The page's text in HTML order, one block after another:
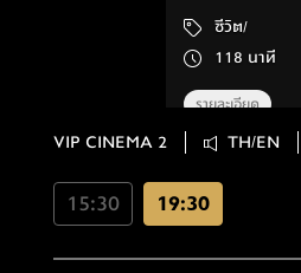
ชีวิต/
118 นาที
รายละเอียด
VIP CINEMA 2 TH/EN
15:30 19:30